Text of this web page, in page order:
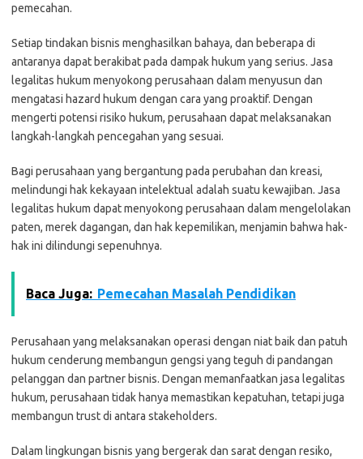
pemecahan.
Setiap tindakan bisnis menghasilkan bahaya, dan beberapa di
antaranya dapat berakibat pada dampak hukum yang serius. Jasa
legalitas hukum menyokong perusahaan dalam menyusun dan
mengatasi hazard hukum dengan cara yang proaktif. Dengan
mengerti potensi risiko hukum, perusahaan dapat melaksanakan
langkah-langkah pencegahan yang sesuai.
Bagi perusahaan yang bergantung pada perubahan dan kreasi,
melindungi hak kekayaan intelektual adalah suatu kewajiban. Jasa
legalitas hukum dapat menyokong perusahaan dalam mengelolakan
paten, merek dagangan, dan hak kepemilikan, menjamin bahwa hak-
hak ini dilindungi sepenuhnya.
Baca Juga: Pemecahan Masalah Pendidikan
Perusahaan yang melaksanakan operasi dengan niat baik dan patuh
hukum cenderung membangun gengsi yang teguh di pandangan
pelanggan dan partner bisnis. Dengan memanfaatkan jasa legalitas
hukum, perusahaan tidak hanya memastikan kepatuhan, tetapi juga
membangun trust di antara stakeholders.
Dalam lingkungan bisnis yang bergerak dan sarat dengan resiko,